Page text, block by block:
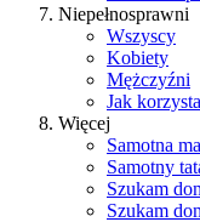
Niepełnosprawni
Wszyscy
Kobiety
Mężczyźni
Jak
Więcej
Samotna
Samotny
Szukam
Szukam